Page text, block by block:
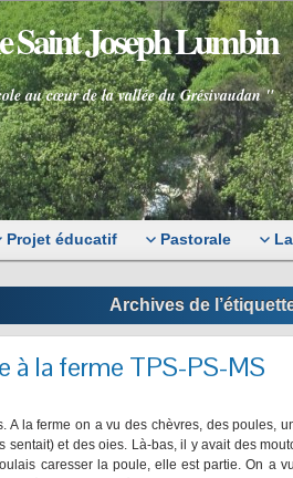
Saint Joseph Lumbin
au cœur de la vallée du Grésivaudan "
Projet éducatif Pastorale
Archives de
à la ferme TPS-PS-MS
A la ferme on a vu des chèvres, des poules,
sentait) et des oies. Là-bas, il y avait des
caresser la poule, elle est partie. On a